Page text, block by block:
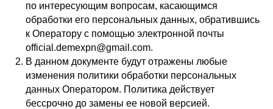
по интересующим вопросам, касающимся
обработки его персональных данных, обратившись
к Оператору с помощью электронной почты
official.demexpn@gmail.com.
В данном документе будут отражены любые
изменения политики обработки персональных
данных Оператором. Политика действует
бессрочно до замены ее новой версией.